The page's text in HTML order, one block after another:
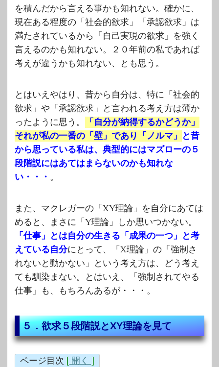
を積んだから言える事かも知れない。確かに、
現在ある程度の「社会的欲求」「承認欲求」は
満たされているから「自己実現の欲求」を強く
言えるのかも知れない。２０年前の私であれば
考えが違うかも知れない、とも思う。
とはいえやはり、昔から自分は、特に「社会的
欲求」や「承認欲求」と言われる考え方は薄か
ったように思う。
「自分が納得するかどうか」
それが私の一番の「壁」であり「ノルマ」 と昔
から思っている私は、典型的にはマズローの５
段階説にはあてはまらないのかも知れな
い・・・ 。
また、マクレガーの「XY理論」を自分にあては
めると、まさに「Y理論」しか思いつかない。
「仕事」とは自分の生きる「成果の一つ」と考
えている自分にとって、「X理論」の「強制さ
れないと動かない」という考え方は、どう考え
ても馴染まない。とはいえ、「強制されてやる
仕事」も、もちろんあるが・・・。
５．欲求５段階説とXY理論を見て
ページ目次 [ 開く ]